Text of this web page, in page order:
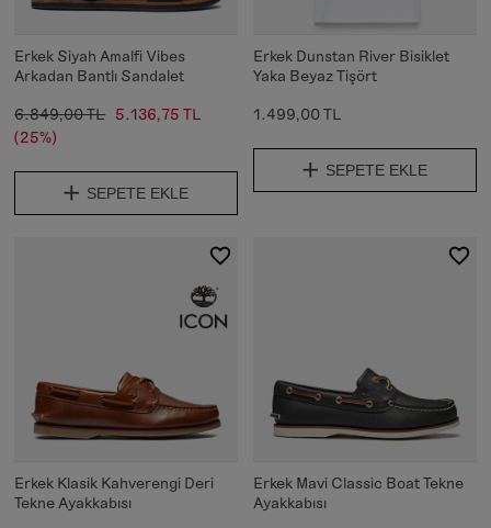
Erkek Siyah Amalfi Vibes
Arkadan Bantlı Sandalet
6.849,00 TL 5.136,75 TL
(25%)
SEPETE EKLE
Erkek Dunstan River Bisiklet
Yaka Beyaz Tişört
1.499,00 TL
SEPETE EKLE
Erkek Klasik Kahverengi Deri
Tekne Ayakkabısı
Erkek Mavi Classic Boat Tekne
Ayakkabısı